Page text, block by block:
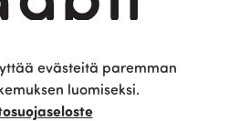
evästeitä paremman
luomiseksi.